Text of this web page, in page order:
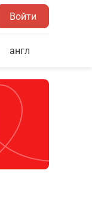
Войти
англ